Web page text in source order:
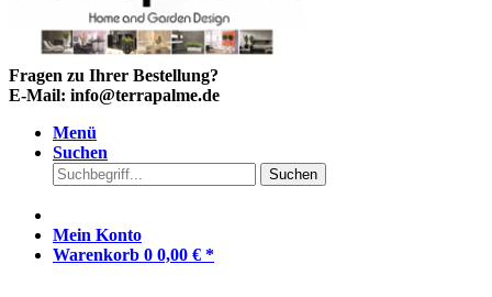
Fragen zu Ihrer Bestellung?
E-Mail: info@terrapalme.de
Menü
Suchen
Suchen
Mein Konto
Warenkorb 0 0,00 € *